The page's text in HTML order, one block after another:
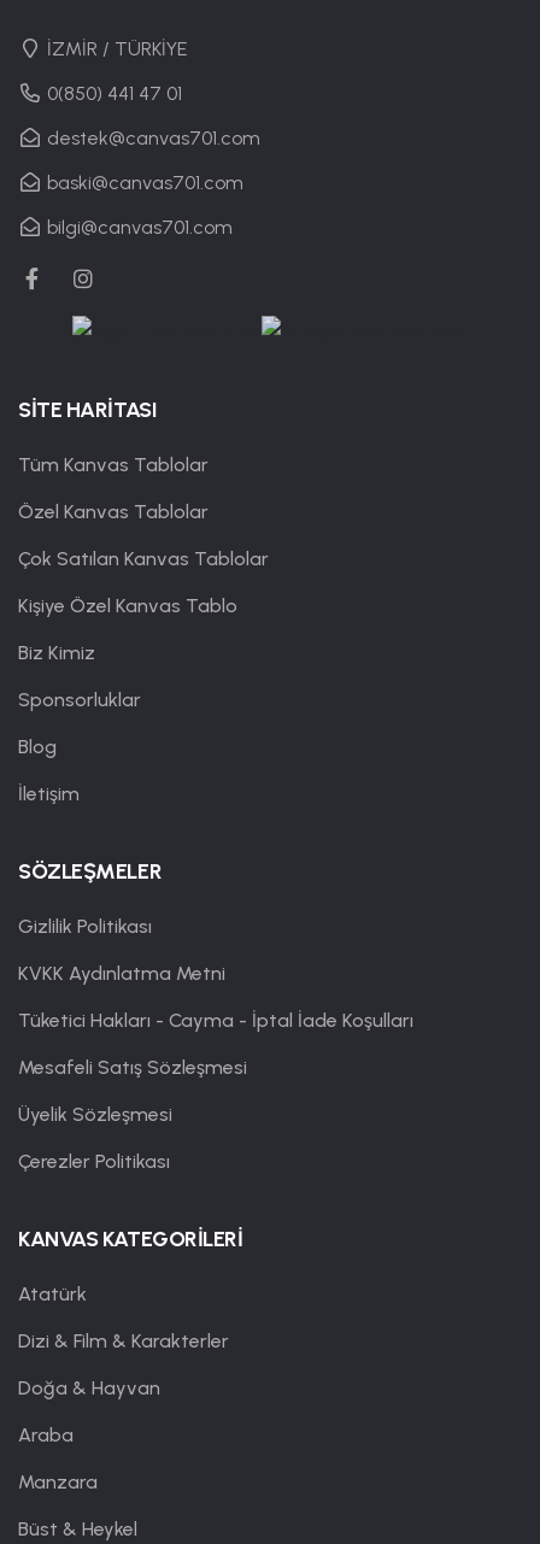
İZMİR / TÜRKİYE
0(850) 441 47 01
destek@canvas701.com
baski@canvas701.com
bilgi@canvas701.com
SİTE HARİTASI
Tüm Kanvas Tablolar
Özel Kanvas Tablolar
Çok Satılan Kanvas Tablolar
Kişiye Özel Kanvas Tablo
Biz Kimiz
Sponsorluklar
Blog
İletişim
SÖZLEŞMELER
Gizlilik Politikası
KVKK Aydınlatma Metni
Tüketici Hakları - Cayma - İptal İade Koşulları
Mesafeli Satış Sözleşmesi
Üyelik Sözleşmesi
Çerezler Politikası
KANVAS KATEGORİLERİ
Atatürk
Dizi & Film & Karakterler
Doğa & Hayvan
Araba
Manzara
Büst & Heykel